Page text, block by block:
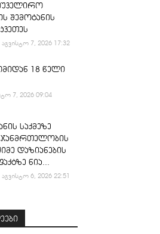
შემოტანის
აგვისტო 7, 2026 17:32
18 წელი
7, 2026 09:04
საქმეზე
დაზიანების
ნია...
აგვისტო 6, 2026 22:51